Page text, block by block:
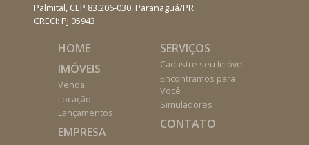
Palmital, CEP 83.206-030, Paranaguá/PR.
CRECI: PJ 05943
HOME
IMÓVEIS
Venda
Locação
Lançamentos
EMPRESA
SERVIÇOS
Cadastre seu Imóvel
Encontramos para
Você
Simuladores
CONTATO